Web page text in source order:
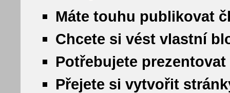
Máte touhu publikovat
Chcete si vést vlastní
Potřebujete
Přejete si vytvořit